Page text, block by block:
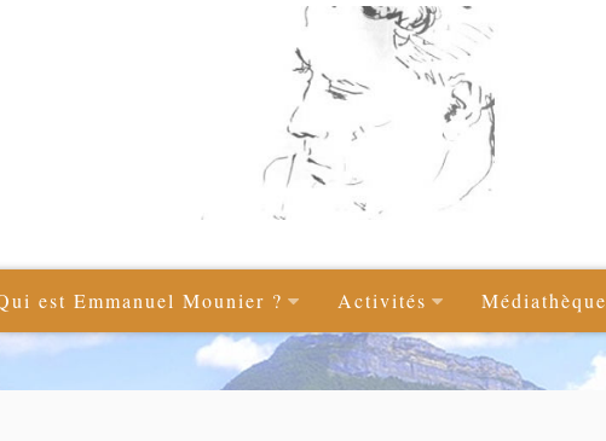
est Emmanuel Mounier ? Activités Médiathèque